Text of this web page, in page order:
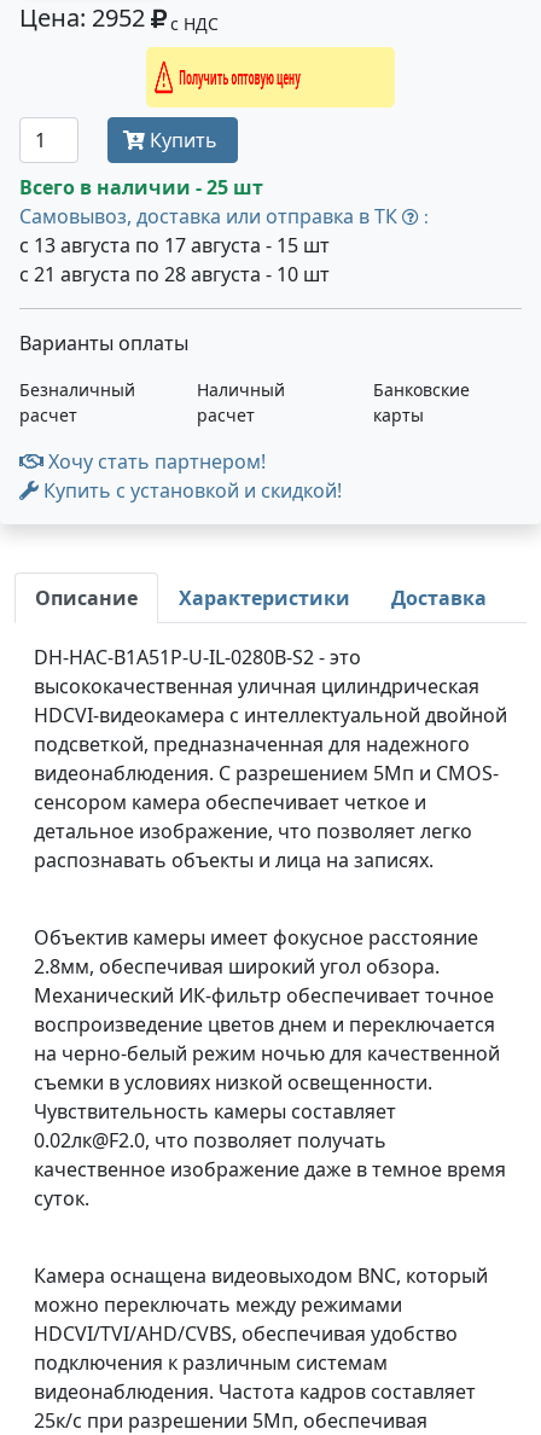
Цена: 2952 с НДС
Получить оптовую цену
Купить
Всего в наличии - 25 шт
Самовывоз, доставка или отправка в ТК
:
с 13 августа по 17 августа - 15 шт
с 21 августа по 28 августа - 10 шт
Варианты оплаты
Безналичный
расчет
Наличный
расчет
Банковские
карты
Хочу стать партнером!
Купить с установкой и скидкой!
Описание Характеристики Доставка
DH-HAC-B1A51P-U-IL-0280B-S2 - это
высококачественная уличная цилиндрическая
HDCVI-видеокамера с интеллектуальной двойной
подсветкой, предназначенная для надежного
видеонаблюдения. С разрешением 5Мп и CMOS-
сенсором камера обеспечивает четкое и
детальное изображение, что позволяет легко
распознавать объекты и лица на записях.
Объектив камеры имеет фокусное расстояние
2.8мм, обеспечивая широкий угол обзора.
Механический ИК-фильтр обеспечивает точное
воспроизведение цветов днем и переключается
на черно-белый режим ночью для качественной
съемки в условиях низкой освещенности.
Чувствительность камеры составляет
0.02лк@F2.0, что позволяет получать
качественное изображение даже в темное время
суток.
Камера оснащена видеовыходом BNC, который
можно переключать между режимами
HDCVI/TVI/AHD/CVBS, обеспечивая удобство
подключения к различным системам
видеонаблюдения. Частота кадров составляет
25к/c при разрешении 5Мп, обеспечивая